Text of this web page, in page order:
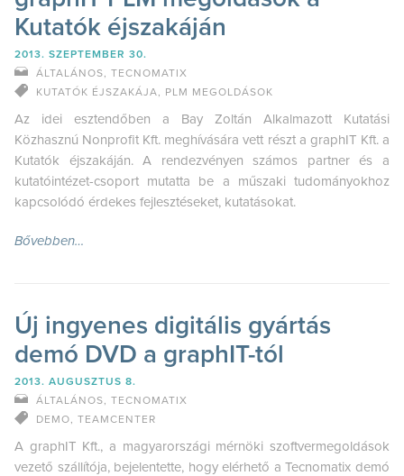
Kutatók éjszakáján
2013. SZEPTEMBER 30.
ÁLTALÁNOS, TECNOMATIX
KUTATÓK ÉJSZAKÁJA, PLM MEGOLDÁSOK
Az idei esztendőben a Bay Zoltán Alkalmazott Kutatási
Közhasznú Nonprofit Kft. meghívására vett részt a graphIT Kft. a
Kutatók éjszakáján. A rendezvényen számos partner és a
kutatóintézet-csoport mutatta be a műszaki tudományokhoz
kapcsolódó érdekes fejlesztéseket, kutatásokat.
Bővebben…
Új ingyenes digitális gyártás
demó DVD a graphIT-tól
2013. AUGUSZTUS 8.
ÁLTALÁNOS, TECNOMATIX
DEMO, TEAMCENTER
A graphIT Kft., a magyarországi mérnöki szoftvermegoldások
vezető szállítója, bejelentette, hogy elérhető a Tecnomatix demó